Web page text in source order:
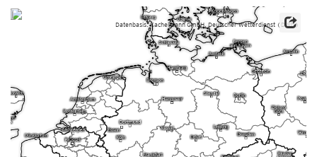
Datenbasis: Kachelmann GmbH, Deutscher Wetterdienst (DWD)